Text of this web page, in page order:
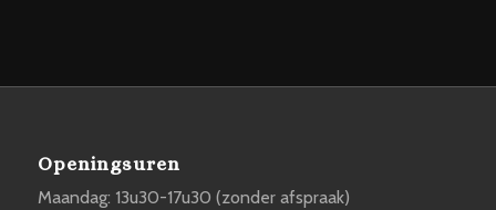
Openingsuren
Maandag: 13u30-17u30 (zonder afspraak)